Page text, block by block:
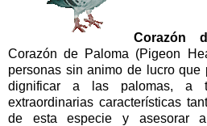
Corazón
Corazón de Paloma (Pigeon
personas sin animo de lucro que
dignificar a las palomas, a
extraordinarias características
de esta especie y asesorar